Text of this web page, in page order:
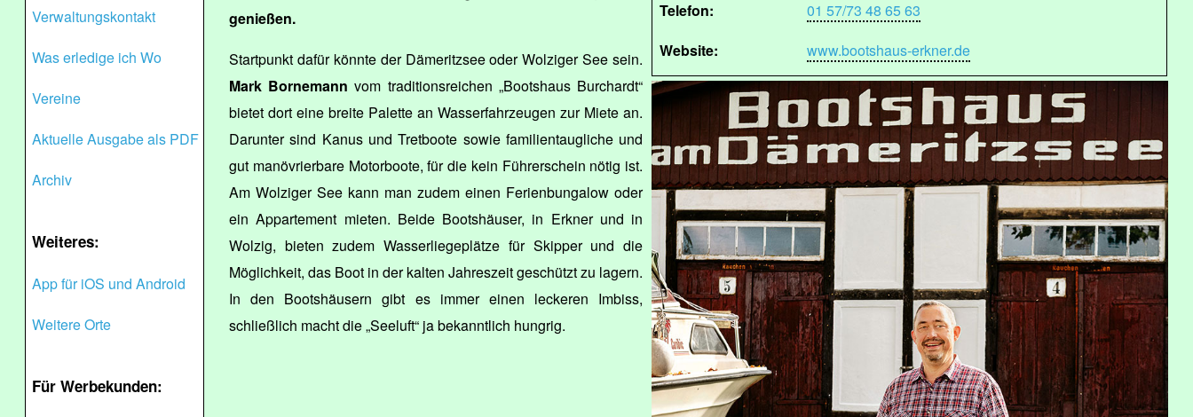
Verwaltungskontakt
Was erledige ich Wo
Vereine
Aktuelle Ausgabe als PDF
Archiv
Weiteres:
App für iOS und Android
Weitere Orte
Für Werbekunden:
Telefon:
01 57/73 48 65 63
Website:
www.bootshaus-erkner.de
genießen.
Startpunkt dafür könnte der Dämeritzsee oder Wolziger See sein.
Mark Bornemann vom traditionsreichen „Bootshaus Burchardt“
bietet dort eine breite Palette an Wasserfahrzeugen zur Miete an.
Darunter sind Kanus und Tretboote sowie familientaugliche und
gut manövrierbare Motorboote, für die kein Führerschein nötig ist.
Am Wolziger See kann man zudem einen Ferienbungalow oder
ein Appartement mieten. Beide Bootshäuser, in Erkner und in
Wolzig, bieten zudem Wasserliegeplätze für Skipper und die
Möglichkeit, das Boot in der kalten Jahreszeit geschützt zu lagern.
In den Bootshäusern gibt es immer einen leckeren Imbiss,
schließlich macht die „Seeluft“ ja bekanntlich hungrig.